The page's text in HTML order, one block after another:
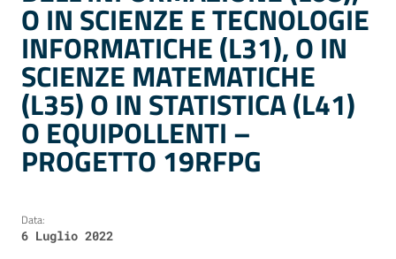
O IN SCIENZE E TECNOLOGIE
INFORMATICHE (L31), O IN
SCIENZE MATEMATICHE
(L35) O IN STATISTICA (L41)
O EQUIPOLLENTI –
PROGETTO 19RFPG
Data:
6 Luglio 2022